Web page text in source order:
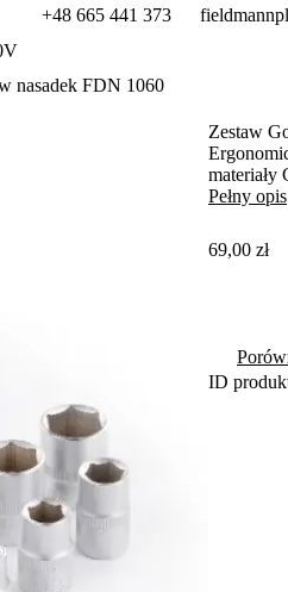
+48 665 441 373
nasadek FDN 1060
Zestaw
Pełny opis
69,00 zł
ID